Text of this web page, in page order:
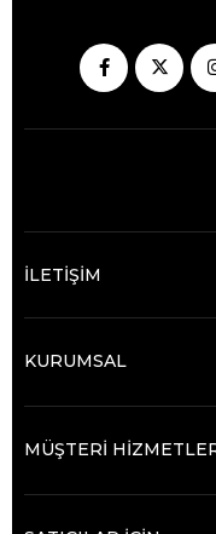
İLETİŞİM
KURUMSAL
MÜŞTERİ